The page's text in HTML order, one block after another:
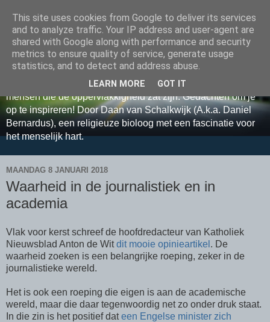
Relax, Relate, Reflect met
Daan van Schalkwijk
Sta samen ontspannen stil bij grote levensvragen. Voor
mensen die de oppervlakkigheid zat zijn. Gedachten om je
op te inspireren! Door Daan van Schalkwijk (A.k.a. Daniel
Bernardus), een religieuze bioloog met een fascinatie voor
het menselijk hart.
MAANDAG 8 JANUARI 2018
Waarheid in de journalistiek en in
academia
Vlak voor kerst schreef de hoofdredacteur van Katholiek
Nieuwsblad Anton de Witdit mooie opinieartikel . De
waarheid zoeken is een belangrijke roeping, zeker in de
journalistieke wereld.
Het is ook een roeping die eigen is aan de academische
wereld, maar die daar tegenwoordig net zo onder druk staat.
In die zin is het positief dateen Engelse minister zich
This site uses cookies from Google to deliver its services
and to analyze traffic. Your IP address and user-agent are
shared with Google along with performance and security
metrics to ensure quality of service, generate usage
statistics, and to detect and address abuse.
LEARN MORE GOT IT